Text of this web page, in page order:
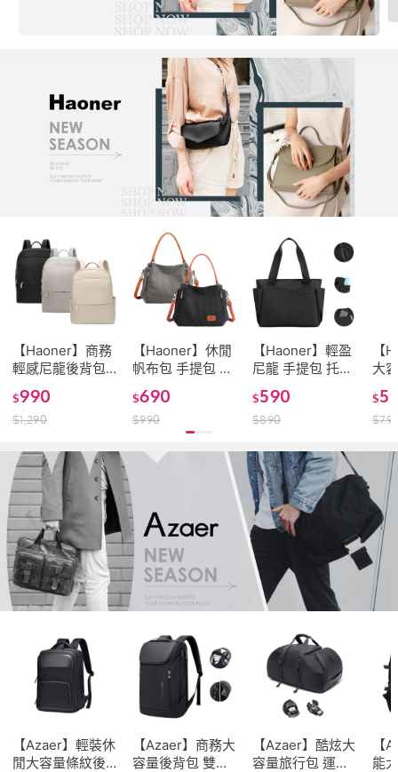
【Haoner】商務
輕感尼龍後背包
雙肩包 電腦包 女
後背包筆電包 休
閒包 女包
$990
$1,290
【Haoner】休閒
帆布包 手提包 女
包 托特包 側背包
斜背包 肩背包 休
閒包
$690
$990
【Haoner】輕盈
尼龍 手提包 托特
包 女包 通勤包肩
背包 休閒包 旅行
包
$590
$890
【
大
特
包
$
$
【Azaer】輕裝休
閒大容量條紋後
【Azaer】商務大
容量後背包 雙肩
【Azaer】酷炫大
容量旅行包 運動
【
能